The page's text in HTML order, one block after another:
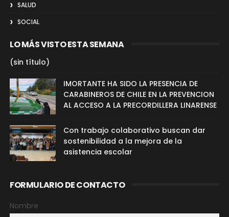
SALUD
SOCIAL
LO MÁS VISTO ESTA SEMANA
(sin título)
IMORTANTE HA SIDO LA PRESENCIA DE
CARABINEROS DE CHILE EN LA PREVENCION
AL ACCESO A LA PRECORDILLERA LINARENSE
Con trabajo colaborativo buscan dar
sostenibilidad a la mejora de la
asistencia escolar
FORMULARIO DE CONTACTO
Nombre